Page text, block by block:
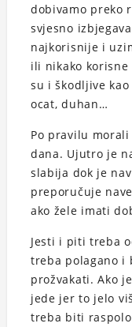
dobivamo preko
svjesno
najkorisnije i
ili nikako korisne
su i škodljive
ocat, duhan…
Po pravilu
dana. Ujutro je
slabija dok je
preporučuje
ako žele imati
Jesti i piti treba
treba polagano i
prožvakati. Ako
jede jer to jelo
treba biti